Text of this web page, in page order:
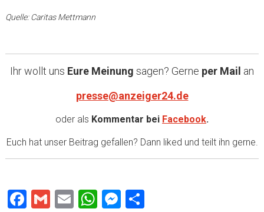
Quelle: Caritas Mettmann
Ihr wollt uns Eure Meinung sagen? Gerne per Mail an
presse@anzeiger24.de
oder als Kommentar bei Facebook.
Euch hat unser Beitrag gefallen? Dann liked und teilt ihn gerne.
Facebook
Gmail
EmailWhatsApp
Messenger
Teilen